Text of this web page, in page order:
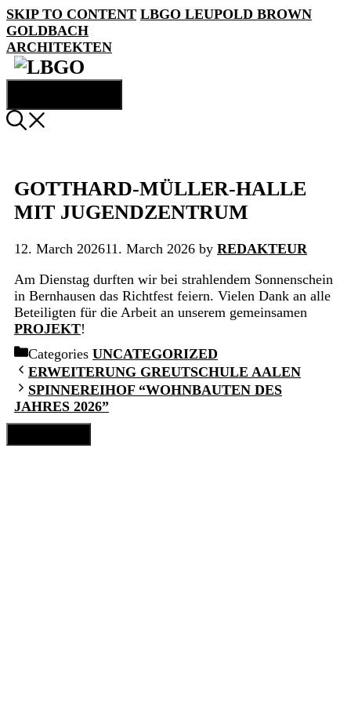
SKIP TO CONTENT LBGO LEUPOLD BROWN
GOLDBACH
ARCHITEKTEN
GOTTHARD-MÜLLER-HALLE
MIT JUGENDZENTRUM
12. March 202611. March 2026 by REDAKTEUR
Am Dienstag durften wir bei strahlendem Sonnenschein
in Bernhausen das Richtfest feiern. Vielen Dank an alle
Beteiligten für die Arbeit an unserem gemeinsamen
PROJEKT!
Categories UNCATEGORIZED
ERWEITERUNG GREUTSCHULE AALEN
SPINNEREIHOF “WOHNBAUTEN DES
JAHRES 2026”